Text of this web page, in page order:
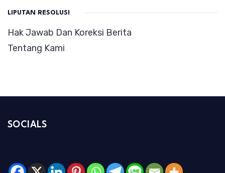
LIPUTAN RESOLUSI
Hak Jawab Dan Koreksi Berita
Tentang Kami
SOCIALS